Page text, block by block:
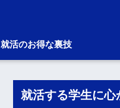
就活のお得な裏技
就活する学生に心